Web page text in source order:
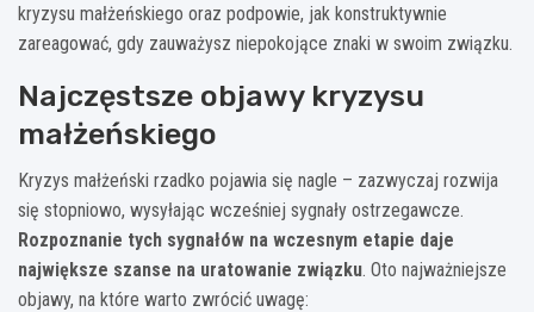
kryzysu małżeńskiego oraz podpowie, jak konstruktywnie
zareagować, gdy zauważysz niepokojące znaki w swoim związku.
Najczęstsze objawy kryzysu
małżeńskiego
Kryzys małżeński rzadko pojawia się nagle – zazwyczaj rozwija
się stopniowo, wysyłając wcześniej sygnały ostrzegawcze.
Rozpoznanie tych sygnałów na wczesnym etapie daje
największe szanse na uratowanie związku. Oto najważniejsze
objawy, na które warto zwrócić uwagę: